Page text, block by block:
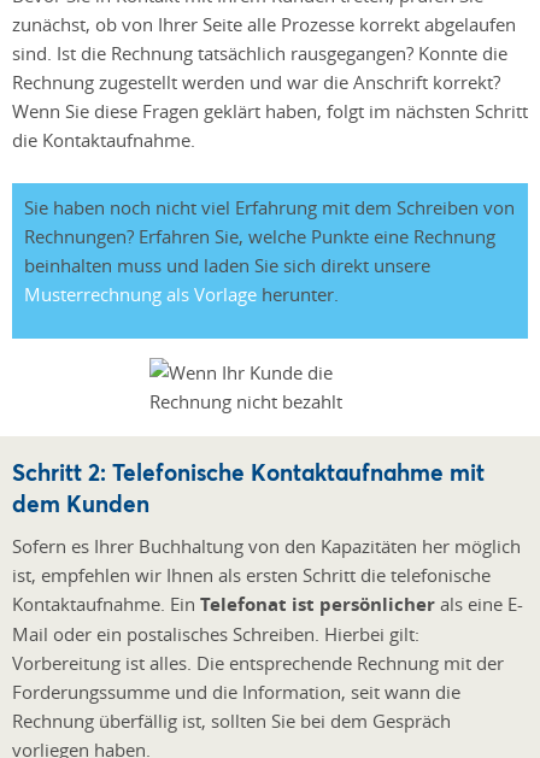
zunächst, ob von Ihrer Seite alle Prozesse korrekt abgelaufen
sind. Ist die Rechnung tatsächlich rausgegangen? Konnte die
Rechnung zugestellt werden und war die Anschrift korrekt?
Wenn Sie diese Fragen geklärt haben, folgt im nächsten Schritt
die Kontaktaufnahme.
Sie haben noch nicht viel Erfahrung mit dem Schreiben von
Rechnungen? Erfahren Sie, welche Punkte eine Rechnung
beinhalten muss und laden Sie sich direkt unsere
Musterrechnung als Vorlage herunter.
Schritt 2: Telefonische Kontaktaufnahme mit
dem Kunden
Sofern es Ihrer Buchhaltung von den Kapazitäten her möglich
ist, empfehlen wir Ihnen als ersten Schritt die telefonische
Kontaktaufnahme. Ein Telefonat ist persönlicher als eine E-
Mail oder ein postalisches Schreiben. Hierbei gilt:
Vorbereitung ist alles. Die entsprechende Rechnung mit der
Forderungssumme und die Information, seit wann die
Rechnung überfällig ist, sollten Sie bei dem Gespräch
vorliegen haben.